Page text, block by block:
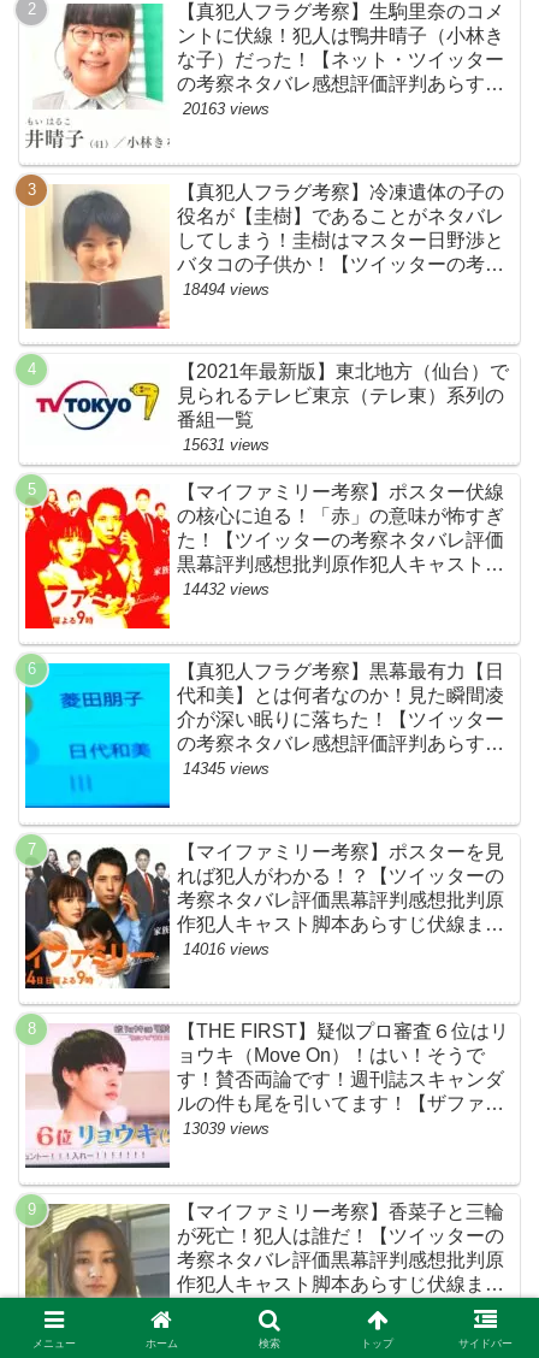
【真犯人フラグ考察】生駒里奈のコメ
ントに伏線！犯人は鴨井晴子（小林き
な子）だった！【ネット・ツイッター
の考察ネタバレ感想評価評判あらすじ
原作犯人キャスト黒幕伏線まとめ・鴨
20163 views
【真犯人フラグ考察】冷凍遺体の子の
役名が【圭樹】であることがネタバレ
してしまう！圭樹はマスター日野渉と
バタコの子供か！【ツイッターの考察
ネタバレ感想評価評判あらすじ原作犯
18494 views
【2021年最新版】東北地方（仙台）で
見られるテレビ東京（テレ東）系列の
番組一覧
15631 views
【マイファミリー考察】ポスター伏線
の核心に迫る！「赤」の意味が怖すぎ
た！【ツイッターの考察ネタバレ評価
黒幕評判感想批判原作犯人キャスト脚
本あらすじ伏線まとめ】
14432 views
【真犯人フラグ考察】黒幕最有力【日
代和美】とは何者なのか！見た瞬間凌
介が深い眠りに落ちた！【ツイッター
の考察ネタバレ感想評価評判あらすじ
原作犯人キャスト黒幕伏線まとめ】
14345 views
【マイファミリー考察】ポスターを見
れば犯人がわかる！？【ツイッターの
考察ネタバレ評価黒幕評判感想批判原
作犯人キャスト脚本あらすじ伏線まと
め】
14016 views
【THE FIRST】疑似プロ審査６位はリ
ョウキ（Move On）！はい！そうで
す！賛否両論です！週刊誌スキャンダ
ルの件も尾を引いてます！【ザファー
スト・ネットのネタバレ感想考察まと
13039 views
【マイファミリー考察】香菜子と三輪
が死亡！犯人は誰だ！【ツイッターの
考察ネタバレ評価黒幕評判感想批判原
作犯人キャスト脚本あらすじ伏線まと
12925 views
メニュー ホーム 検索 トップ サイドバー